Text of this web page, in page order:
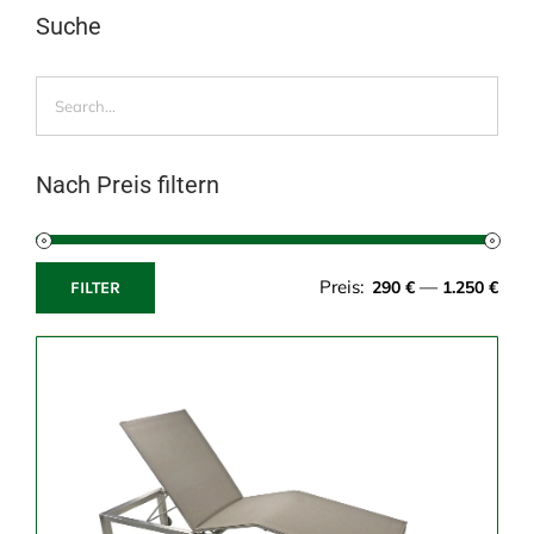
Suche
Nach Preis filtern
Max.FILTER Preis: 290 € — 1.250 €